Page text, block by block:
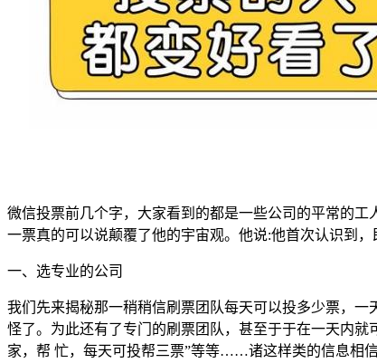
微信投票前几个字，大家看到的都是一些公司的平常的
一票真的可以说颠覆了他的宇宙观。他说:他首次认识到
一、选专业的公司
我们先来揭秘那一稍稍信刷票团队每天可以投多少票，
怪了。为此还有了专门的刷票团队，甚至于于在一天内
家，帮 忙，每天可投帮三票”等等……诸这样类的信息相